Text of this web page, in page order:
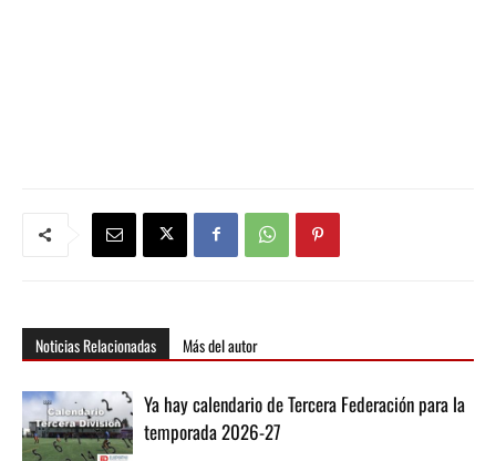
Noticias Relacionadas Más del autor
Ya hay calendario de Tercera Federación para la
temporada 2026-27